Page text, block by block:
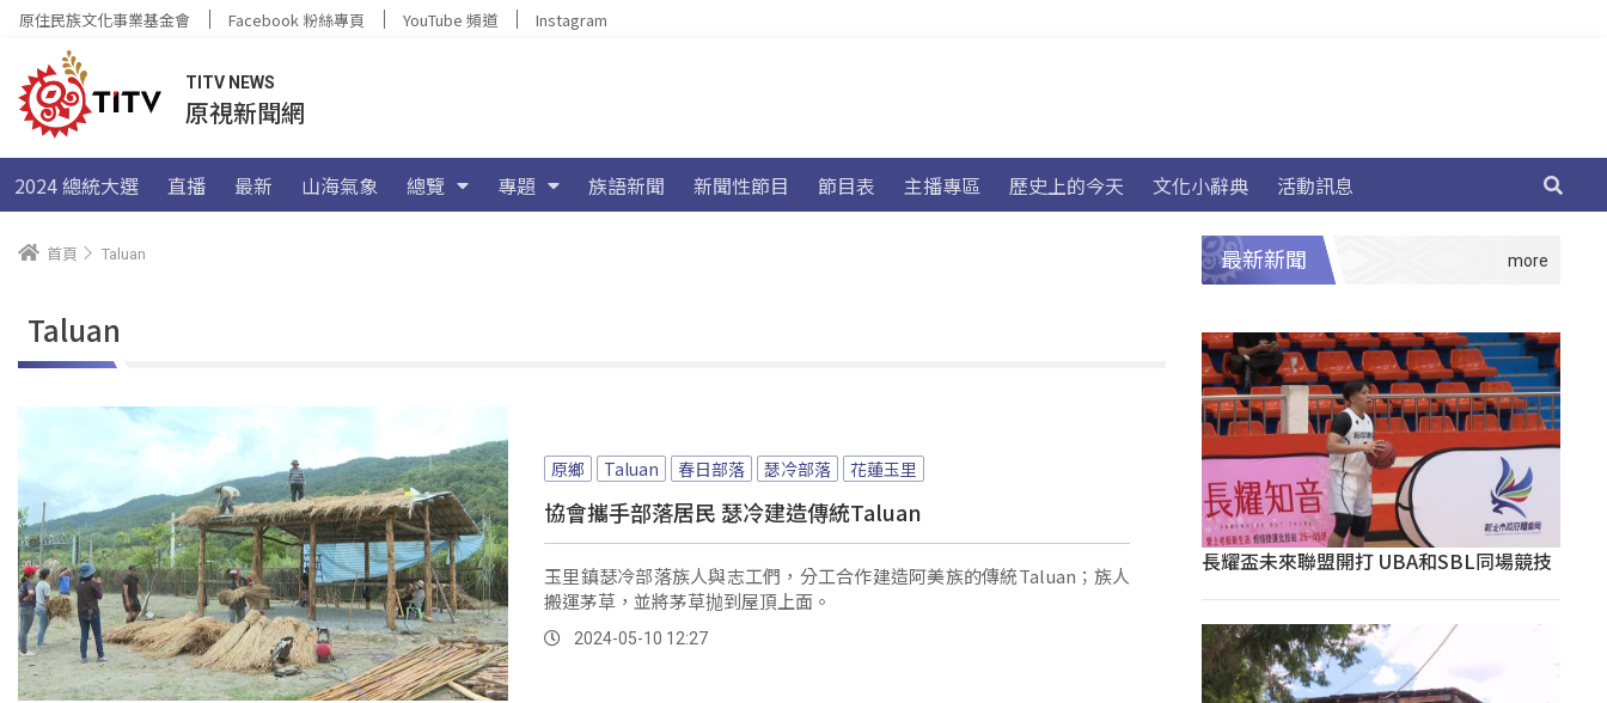
原住民族文化事業基金會 Facebook 粉絲專頁 YouTube 頻道 Instagram
TITV NEWS
原視新聞網
2024 總統大選 直播 最新 山海氣象 總覽 專題 族語新聞 新聞性節目 節目表 主播專區 歷史上的今天 文化小辭典 活動訊息
首頁 Taluan
Taluan
原鄉 Taluan 春日部落 瑟冷部落 花蓮玉里
協會攜手部落居民 瑟冷建造傳統Taluan
玉里鎮瑟冷部落族人與志工們，分工合作建造阿美族的傳統Taluan；族人
搬運茅草，並將茅草抛到屋頂上面。
2024-05-10 12:27
最新新聞
長耀盃未來聯盟開打 UBA和SBL同場競技